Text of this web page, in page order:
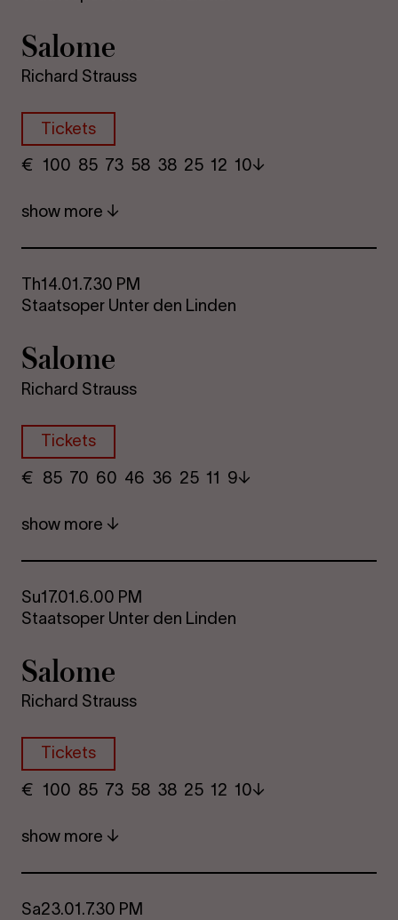
Sa­lome
Richard Strauss
Tickets
€ ​ 100 85 73​ 58 38 25​ 12 10
show more
Th14.01.7.30 PM
Staatsoper Unter den Linden
Sa­lome
Richard Strauss
Tickets
€ ​ 85 70 60​ 46 36 25​ 11 9
show more
Su17.01.6.00 PM
Staatsoper Unter den Linden
Sa­lome
Richard Strauss
Tickets
€ ​ 100 85 73​ 58 38 25​ 12 10
show more
Sa23.01.7.30 PM